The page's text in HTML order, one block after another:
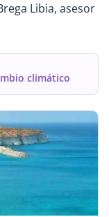
Libia, asesor
climático